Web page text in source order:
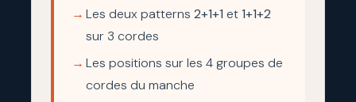
Les deux patterns 2+1+1 et1+1+2
sur 3 cordes
Les positions sur les 4 groupes de
cordes du manche